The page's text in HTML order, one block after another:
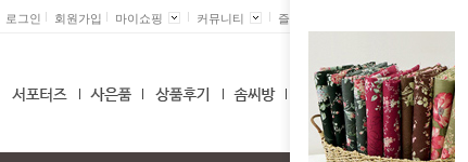
로그인 회원가입 마이쇼핑 커뮤니티 즐겨찾기 +
0